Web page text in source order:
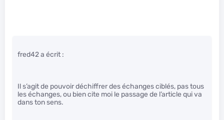
fred42 a écrit :
Il s’agit de pouvoir déchiffrer des échanges ciblés, pas tous
les échanges, ou bien cite moi le passage de l’article qui va
dans ton sens.